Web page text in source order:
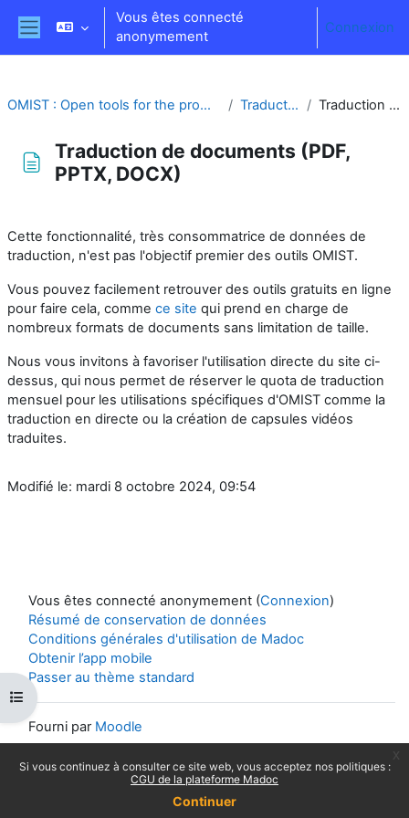
Passer au contenu principal
Si vous continuez à consulter ce site web, vous acceptez nos politiques :
CGU de la plateforme Madoc
Continuer
Panneau latéral
Vous êtes connecté
anonymement
Connexion
Ouvrir l’index du cours
OMIST : Open tools for the promotion of Multilinguism and Inclusion for Services and educaTional materials Traduction des supports de cours Traduction de documents (PDF, PPTX, DOCX)
Traduction de documents (PDF,
PPTX, DOCX)
Cette fonctionnalité, très consommatrice de données de
traduction, n'est pas l'objectif premier des outils OMIST.
Vous pouvez facilement retrouver des outils gratuits en ligne
pour faire cela, comme ce site qui prend en charge de
nombreux formats de documents sans limitation de taille.
Nous vous invitons à favoriser l'utilisation directe du site ci-
dessus, qui nous permet de réserver le quota de traduction
mensuel pour les utilisations spécifiques d'OMIST comme la
traduction en directe ou la création de capsules vidéos
traduites.
Modifié le: mardi 8 octobre 2024, 09:54
Vous êtes connecté anonymement (Connexion)
Résumé de conservation de données
Conditions générales d'utilisation de Madoc
Obtenir l’app mobile
Passer au thème standard
Fourni par Moodle